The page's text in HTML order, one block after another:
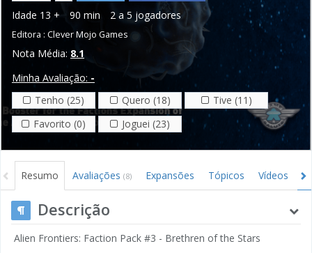
Idade 13 + 90 min 2 a 5 jogadores
Editora : Clever Mojo Games
Nota Média: 8.1
Minha Avaliação: -
Tenho (25)
Quero (18)
Tive (11)
Favorito (0)
Joguei (23)
Resumo Avaliações (8) Expansões Tópicos Vídeos
Descrição
Alien Frontiers: Faction Pack #3 - Brethren of the Stars